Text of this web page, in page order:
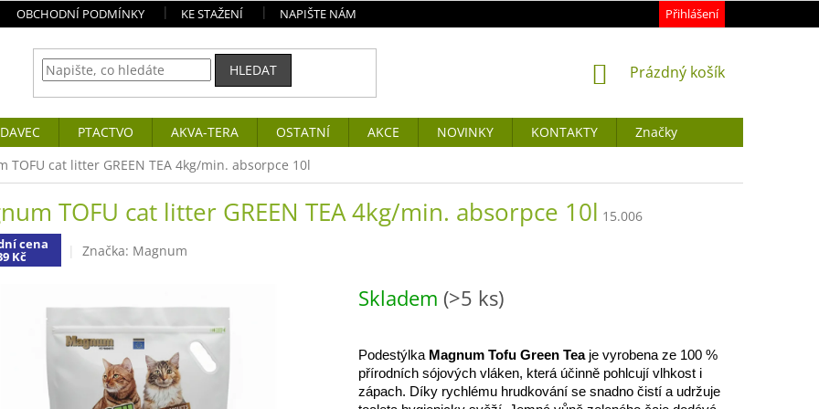
OBCHODNÍ PODMÍNKY KE STAŽENÍ NAPIŠTE NÁM Přihlášení
HLEDAT
NÁKUPNÍ
Prázdný košík
PTACTVO AKVA-TERA OSTATNÍ AKCE NOVINKY KONTAKTY
Značky
TOFU cat litter GREEN TEA 4kg/min. absorpce 10l
TOFU cat litter GREEN TEA 4kg/min. absorpce 10l 15.006
cena
Kč Značka: Magnum
Skladem (>5 ks)
Podestýlka Magnum Tofu Green Teaje vyrobena ze 100 %
přírodních sójových vláken, která účinně pohlcují vlhkost i
zápach. Díky rychlému hrudkování se snadno čistí a udržuje